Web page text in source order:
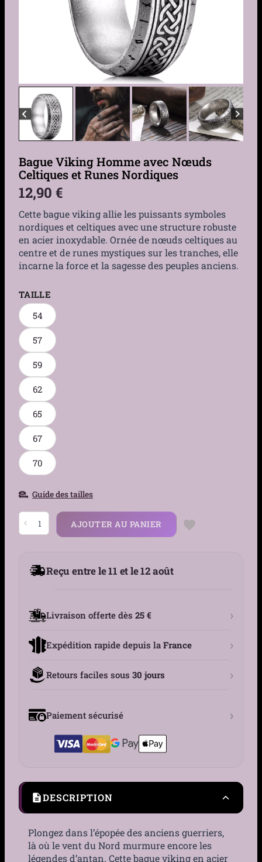
Bague Viking Homme avec Nœuds
Celtiques et Runes Nordiques
12,90 €
Cette bague viking allie les puissants symboles
nordiques et celtiques avec une structure robuste
en acier inoxydable. Ornée de nœuds celtiques au
centre et de runes mystiques sur les tranches, elle
incarne la force et la sagesse des peuples anciens.
TAILLE
54
57
59
62
65
67
70
Guide des tailles
quantité
de
Bague
Nœuds
Nordiques
AJOUTER AU PANIER
Reçu entre le 11 et le 12 août
Livraison offerte dès 25 € ›
Expédition rapide depuis la France ›
Retours faciles sous 30 jours ›
Paiement sécurisé ›
DESCRIPTION
Plongez dans l’épopée des anciens guerriers,
là où le vent du Nord murmure encore les
légendes d’antan. Cette bague viking en acier